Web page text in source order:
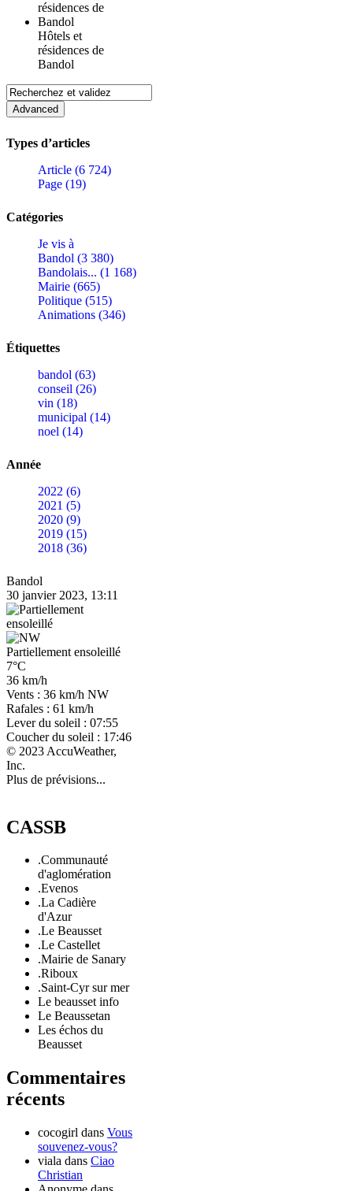
Hôtels et
résidences de
Bandol
Types d’articles
Article (6 724)
Page (19)
Catégories
Je vis à
Bandol (3 380)
Bandolais... (1 168)
Mairie (665)
Politique (515)
Animations (346)
Étiquettes
bandol (63)
conseil (26)
vin (18)
municipal (14)
noel (14)
Année
2022 (6)
2021 (5)
2020 (9)
2019 (15)
2018 (36)
Bandol
30 janvier 2023, 13:11
Partiellement ensoleillé
7°C
36 km/h
Vents : 36 km/h NW
Rafales : 61 km/h
Lever du soleil : 07:55
Coucher du soleil : 17:46
© 2023 AccuWeather,
Inc.
Plus de prévisions...
CASSB
.Communauté
d'aglomération
.Evenos
.La Cadière
d'Azur
.Le Beausset
.Le Castellet
.Mairie de Sanary
.Riboux
.Saint-Cyr sur mer
Le beausset info
Le Beaussetan
Les échos du
Beausset
Commentaires
récents
cocogirl dans Vous
souvenez-vous?
viala dans Ciao
Christian